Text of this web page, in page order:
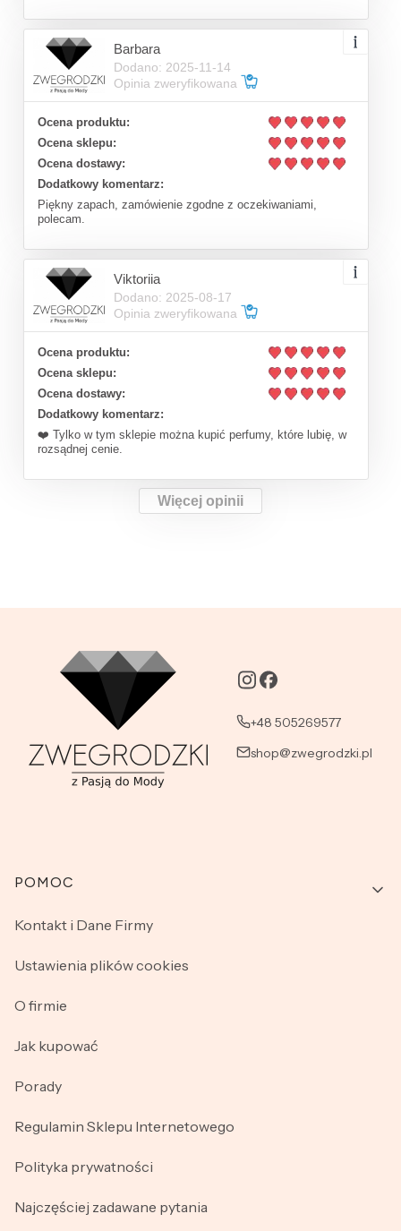
Barbara
Dodano: 2025-11-14
Opinia zweryfikowana
Ocena produktu:
Ocena sklepu:
Ocena dostawy:
Dodatkowy komentarz:
Piękny zapach, zamówienie zgodne z oczekiwaniami,
polecam.
Viktoriia
Dodano: 2025-08-17
Opinia zweryfikowana
Ocena produktu:
Ocena sklepu:
Ocena dostawy:
Dodatkowy komentarz:
❤️ Tylko w tym sklepie można kupić perfumy, które lubię, w
rozsądnej cenie.
Więcej opinii
+48 505269577
shop@zwegrodzki.pl
Linki w stopce
POMOC
Kontakt i Dane Firmy
Ustawienia plików cookies
O firmie
Jak kupować
Porady
Regulamin Sklepu Internetowego
Polityka prywatności
Najczęściej zadawane pytania